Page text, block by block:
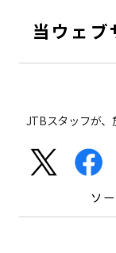
当ウェブ
JTBスタッフが
ソ